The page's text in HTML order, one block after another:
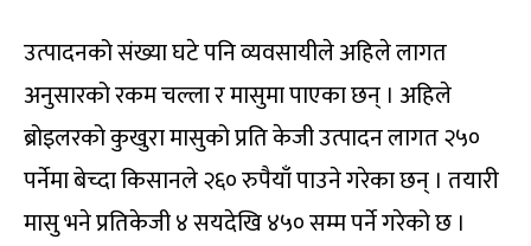
उत्पादनको संख्या घटे पनि व्यवसायीले अहिले लागत
अनुसारको रकम चल्ला र मासुमा पाएका छन् । अहिले
ब्रोइलरको कुखुरा मासुको प्रति केजी उत्पादन लागत २५०
पर्नेमा बेच्दा किसानले २६० रुपैयाँ पाउने गरेका छन् । तयारी
मासु भने प्रतिकेजी ४ सयदेखि ४५० सम्म पर्ने गरेको छ ।